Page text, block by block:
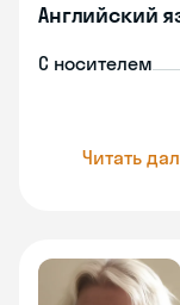
Английский
С носителем
Читать